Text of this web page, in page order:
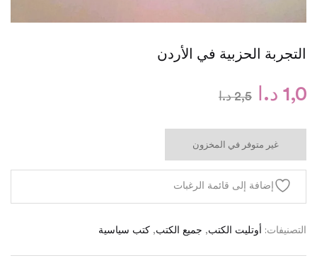
التجربة الحزبية في الأردن
1,0 د.ا 2,5 د.ا
غير متوفر في المخزون
إضافة إلى قائمة الرغبات
التصنيفات: أوتليت الكتب, جميع الكتب, كتب سياسية